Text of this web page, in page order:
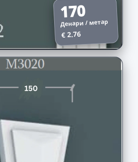
170
Денари / метар
€ 2.76